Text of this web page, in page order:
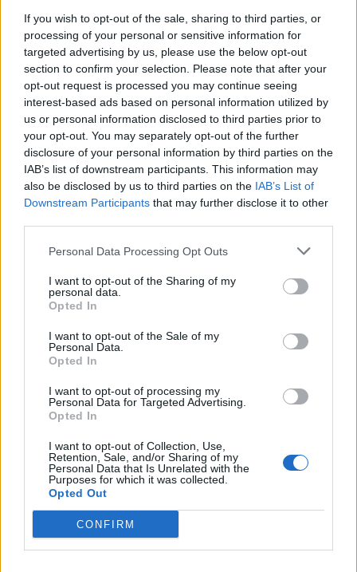
If you wish to opt-out of the sale, sharing to third parties, or
processing of your personal or sensitive information for
targeted advertising by us, please use the below opt-out
section to confirm your selection. Please note that after your
opt-out request is processed you may continue seeing
interest-based ads based on personal information utilized by
us or personal information disclosed to third parties prior to
your opt-out. You may separately opt-out of the further
disclosure of your personal information by third parties on the
IAB’s list of downstream participants. This information may
also be disclosed by us to third parties on the IAB’s List of
Downstream Participants that may further disclose it to other
Personal Data Processing Opt Outs
I want to opt-out of the Sharing of my
personal data.
Opted In
I want to opt-out of the Sale of my
Personal Data.
Opted In
I want to opt-out of processing my
Personal Data for Targeted Advertising.
Opted In
I want to opt-out of Collection, Use,
Retention, Sale, and/or Sharing of my
Personal Data that Is Unrelated with the
Purposes for which it was collected.
Opted Out
CONFIRM